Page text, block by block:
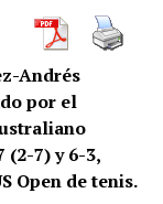
Andrés
por el
(2-7) y 6-3,
Open de tenis.